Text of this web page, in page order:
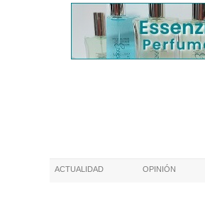
ACTUALIDAD OPINIÓN